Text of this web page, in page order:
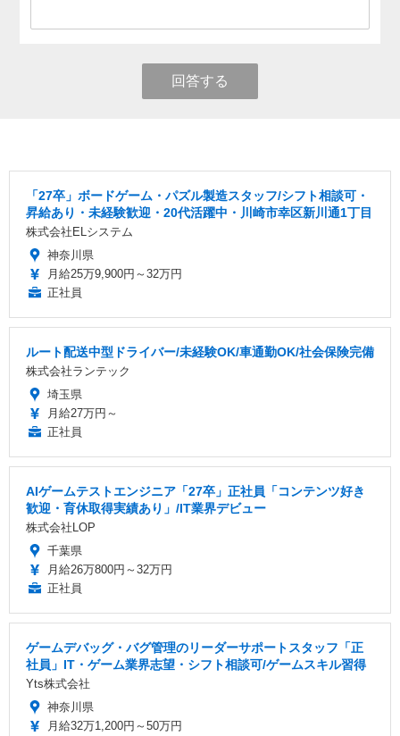
回答する
「27卒」ボードゲーム・パズル製造スタッフ/シフト相談可・
昇給あり・未経験歓迎・20代活躍中・川崎市幸区新川通1丁目
株式会社ELシステム
神奈川県
月給25万9,900円～32万円
正社員
ルート配送中型ドライバー/未経験OK/車通勤OK/社会保険完備
株式会社ランテック
埼玉県
月給27万円～
正社員
AIゲームテストエンジニア「27卒」正社員「コンテンツ好き
歓迎・育休取得実績あり」/IT業界デビュー
株式会社LOP
千葉県
月給26万800円～32万円
正社員
ゲームデバッグ・バグ管理のリーダーサポートスタッフ「正
社員」IT・ゲーム業界志望・シフト相談可/ゲームスキル習得
Yts株式会社
神奈川県
月給32万1,200円～50万円